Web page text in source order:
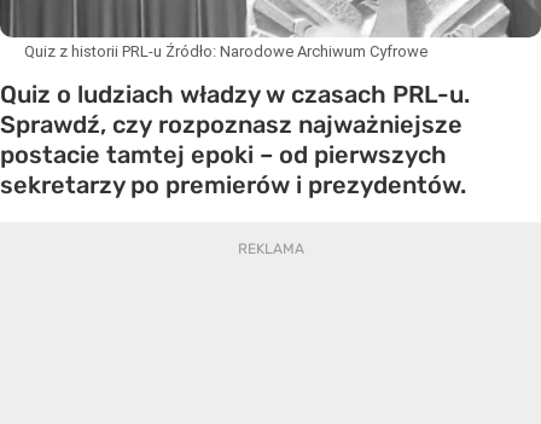
Quiz z historii PRL-u Źródło: Narodowe Archiwum Cyfrowe
Quiz o ludziach władzy w czasach PRL-u.
Sprawdź, czy rozpoznasz najważniejsze
postacie tamtej epoki – od pierwszych
sekretarzy po premierów i prezydentów.